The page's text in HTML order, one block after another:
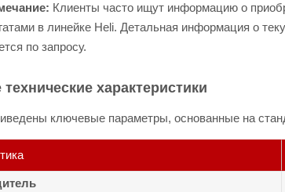
Клиенты часто ищут информацию о
в линейке Heli. Детальная информация о
по запросу.
характеристики
ключевые параметры, основанные на